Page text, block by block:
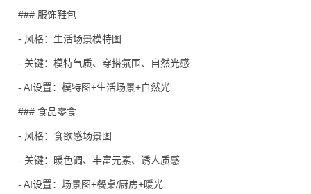
### 服饰鞋包
- 风格：生活场景模特图
- 关键：模特气质、穿搭氛围、自然光感
- AI设置：模特图+生活场景+自然光
### 食品零食
- 风格：食欲感场景图
- 关键：暖色调、丰富元素、诱人质感
- AI设置：场景图+餐桌/厨房+暖光